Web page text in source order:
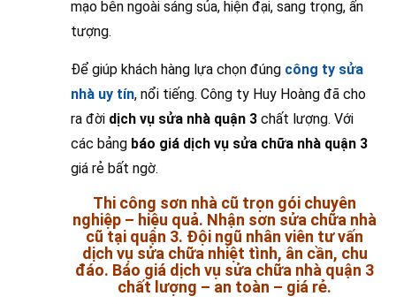
mạo bên ngoài sáng sủa, hiện đại, sang trọng, ấn
tượng.
Để giúp khách hàng lựa chọn đúng công ty sửa
nhà uy tín, nổi tiếng. Công ty Huy Hoàng đã cho
ra đời dịch vụ sửa nhà quận 3 chất lượng. Với
các bảng báo giá dịch vụ sửa chữa nhà quận 3
giá rẻ bất ngờ.
Thi công sơn nhà cũ trọn gói chuyên
nghiệp – hiệu quả. Nhận sơn sửa chữa nhà
cũ tại quận 3. Đội ngũ nhân viên tư vấn
dịch vụ sửa chữa nhiệt tình, ân cần, chu
đáo. Báo giá dịch vụ sửa chữa nhà quận 3
chất lượng – an toàn – giá rẻ.